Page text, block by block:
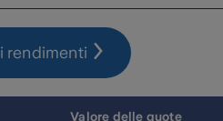
rendimenti
Valore delle quote